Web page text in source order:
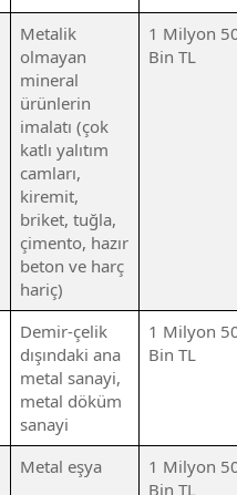
Metalik
olmayan
mineral
ürünlerin
imalatı (çok
katlı yalıtım
camları,
kiremit,
briket, tuğla,
çimento, hazır
beton ve harç
hariç)
1 Milyon
Bin TL
Demir-çelik
dışındaki ana
metal sanayi,
metal döküm
sanayi
1 Milyon
Bin TL
Metal eşya
1 Milyon
Bin TL